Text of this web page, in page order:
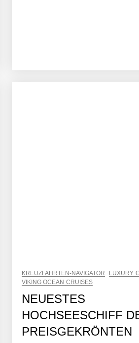
KREUZFAHRTEN-NAVIGATOR
LUXURY
VIKING OCEAN CRUISES
NEUESTES
HOCHSEESCHIFF
PREISGEKRÖNTEN